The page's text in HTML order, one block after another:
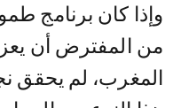
وإذا كان برنامج
من المفترض أن
المغرب، لم يحقق